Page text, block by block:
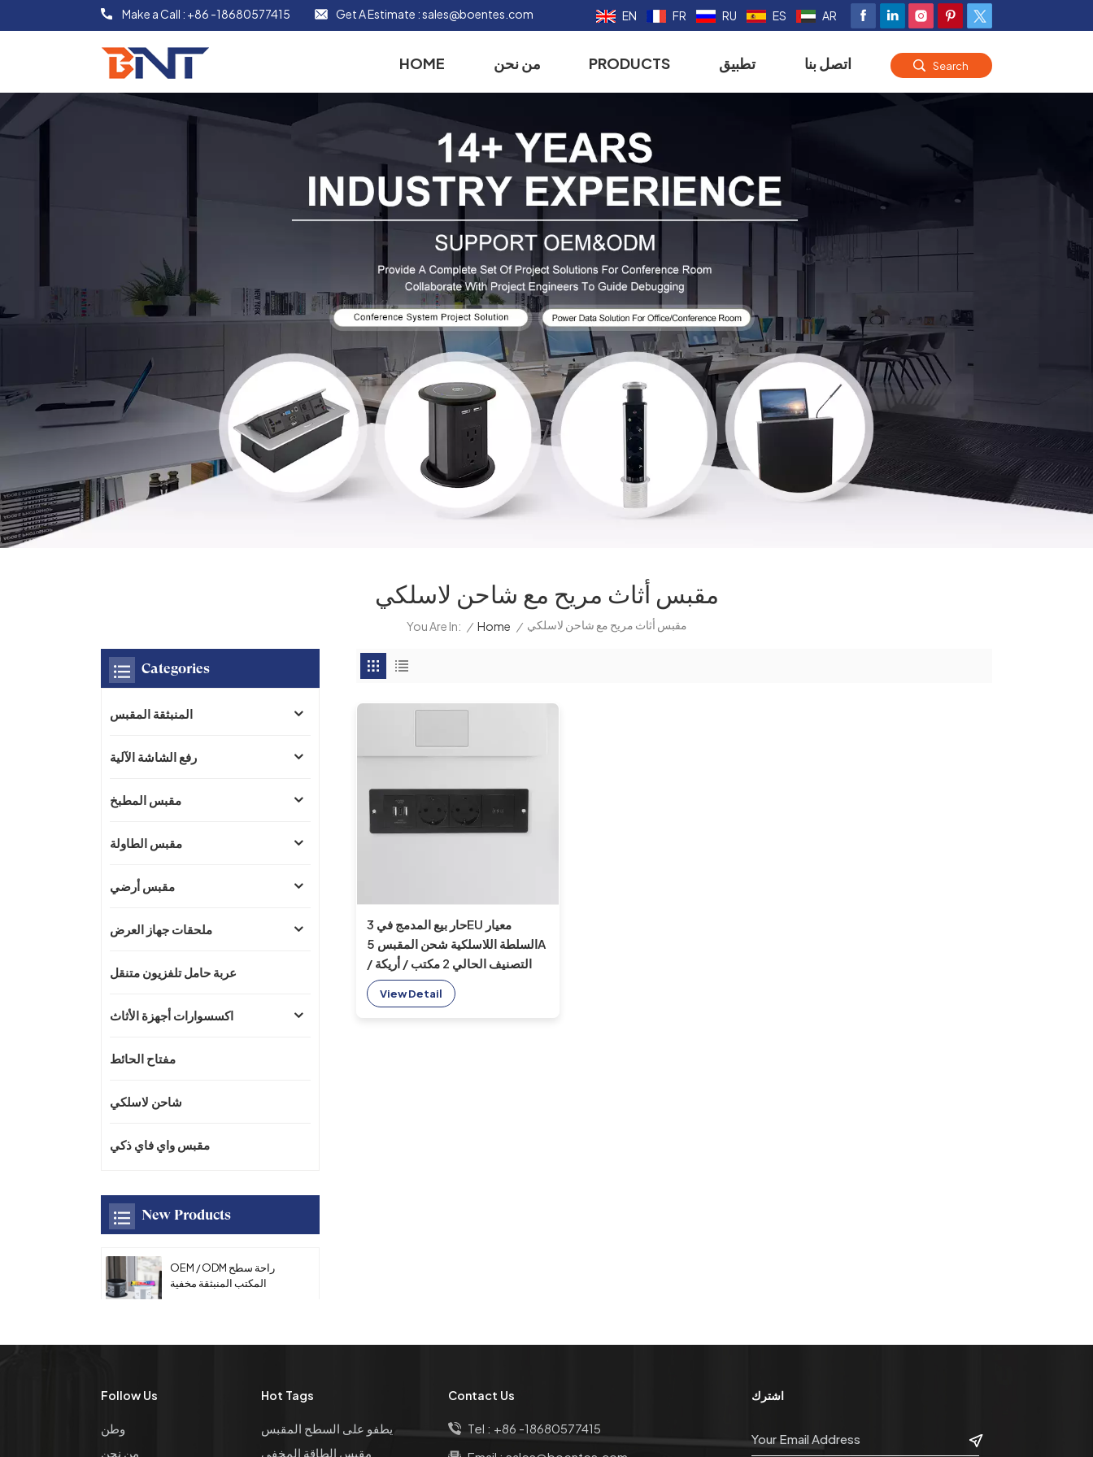
Make a Call : +86 -18680577415 Get A Estimate :sales@boentes.com EN FR RU ES AR
HOME من نحن PRODUCTS تطبيق اتصل بنا Search
مقبس أثاث مريح مع شاحن لاسلكي
You Are In: / Home / مقبس أثاث مريح مع شاحن لاسلكي
حار بيع المدمج في 3EU معيار
السلطة اللاسلكية شحن المقبس 5A
التصنيف الحالي 2 مكتب / أريكة /
فندق / بار / غرفة اجتماعات
المقابس مآخذ
View Detail
Categories
المنبثقة المقبس
رفع الشاشة الآلية
مقبس المطبخ
مقبس الطاولة
مقبس أرضي
ملحقات جهاز العرض
عربة حامل تلفزيون متنقل
اكسسوارات أجهزة الأثاث
مفتاح الحائط
شاحن لاسلكي
مقبس واي فاي ذكي
New Products
OEM / ODM راحة سطح
المكتب المنبثقة مخفية
للمكتب
الوظائف المنبثقة طاولة
Follow Us
وطن
من نحن
Hot Tags
يطفو على السطح المقبس
مقبس الطاقة المخفي
Contact Us
Tel : +86 -18680577415
اشترك